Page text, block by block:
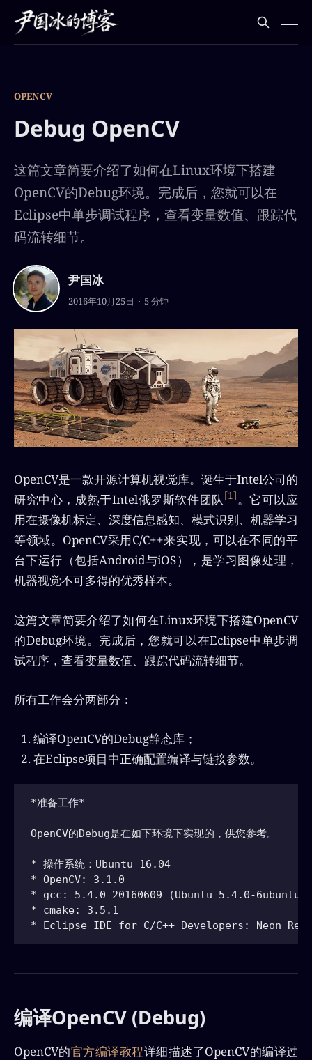
OPENCV
Debug OpenCV
这篇文章简要介绍了如何在Linux环境下搭建
OpenCV的Debug环境。完成后，您就可以在
Eclipse中单步调试程序，查看变量数值、跟踪代
码流转细节。
尹国冰
2016年10月25日 5 分钟
OpenCV是一款开源计算机视觉库。诞生于Intel公司的
研究中心，成熟于Intel俄罗斯软件团队 [1]。它可以应
用在摄像机标定、深度信息感知、模式识别、机器学习
等领域。OpenCV采用C/C++来实现，可以在不同的平
台下运行（包括Android与iOS），是学习图像处理，
机器视觉不可多得的优秀样本。
这篇文章简要介绍了如何在Linux环境下搭建OpenCV
的Debug环境。完成后，您就可以在Eclipse中单步调
试程序，查看变量数值、跟踪代码流转细节。
所有工作会分两部分：
编译OpenCV的Debug静态库；
在Eclipse项目中正确配置编译与链接参数。
*准备工作*
OpenCV的Debug是在如下环境下实现的，供您参考。
* 操作系统：Ubuntu 16.04
* OpenCV: 3.1.0
* gcc: 5.4.0 20160609 (Ubuntu 5.4.0-
* cmake: 3.5.1
编译OpenCV (Debug)
OpenCV的官方编译教程详细描述了OpenCV的编译过